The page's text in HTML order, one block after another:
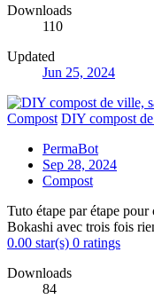
Downloads
110
Updated
Jun 25, 2024
Compost DIY compost
PermaBot
Sep 28, 2024
Compost
Tuto étape par étape
Bokashi avec trois fois
0.00 star(s) 0 ratings
Downloads
84